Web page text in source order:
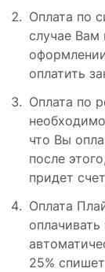
Оплата по
случае Вам
оплатить
Оплата по
что Вы
после
придет
Оплата
25%